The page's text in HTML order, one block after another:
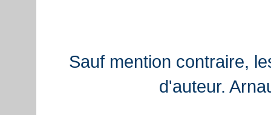
Sauf mention contraire,
d'auteur.